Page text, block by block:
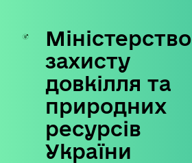
Skip
content
Міністерство
захисту
довкілля та
природних
ресурсів
України